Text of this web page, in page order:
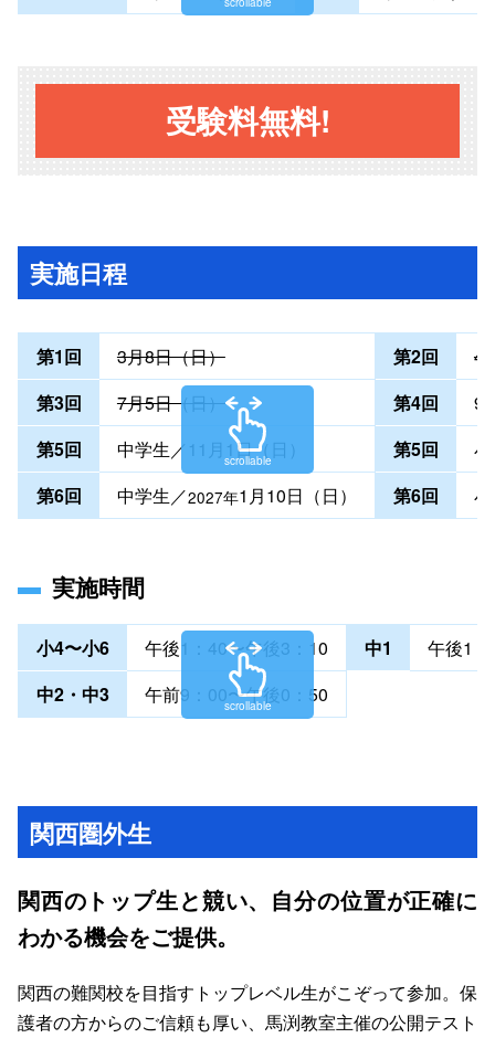
受験料無料!
実施日程
第1回 3月8日（日） 第2回
4
第3回
7月5日（日） 第4回
9
第5回
中学生／11月1日（日） 第5回
第6回
中学生／2027年1月10日（日） 第6回
scrollable
実施時間
小4〜小6 午後1：40〜午後3：10 中1
午後1
中2・中3
午前9：00〜午後0：50
scrollable
関西圏外生
関西のトップ生と競い、自分の位置が正確に
わかる機会をご提供。
関西の難関校を目指すトップレベル生がこぞって参加。保
護者の方からのご信頼も厚い、馬渕教室主催の公開テスト